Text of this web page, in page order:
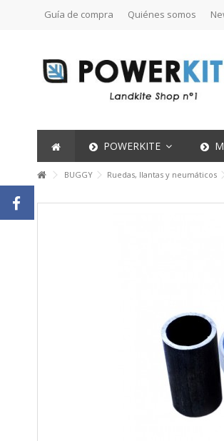
Guía de compra Quiénes somos
POWERKITE
BUGGY Ruedas, llantas y neumáticos